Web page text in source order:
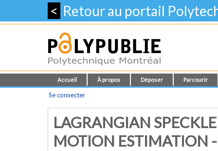
< Retour au portail
Accueil À propos Déposer Parcourir
Se connecter
LAGRANGIAN
MOTION ESTIMATION